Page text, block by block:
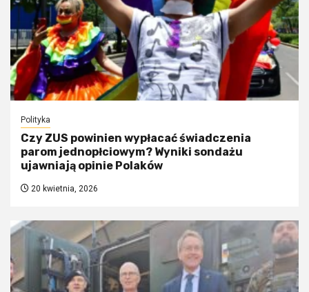
Polityka
Czy ZUS powinien wypłacać świadczenia
parom jednopłciowym? Wyniki sondażu
ujawniają opinie Polaków
20 kwietnia, 2026